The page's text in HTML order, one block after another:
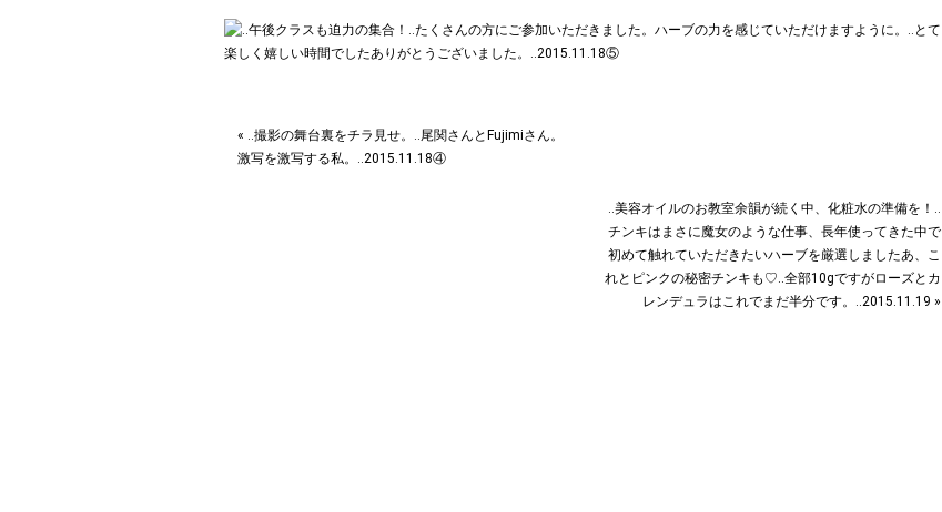
« ‥撮影の舞台裏をチラ見せ。‥尾関さんとFujimiさん。
激写を激写する私。‥2015.11.18④
‥美容オイルのお教室余韻が続く中、化粧水の準備を！‥
チンキはまさに魔女のような仕事、長年使ってきた中で
初めて触れていただきたいハーブを厳選しました︎あ、こ
れとピンクの秘密チンキも♡‥全部10gですがローズとカ
レンデュラはこれでまだ半分です。‥2015.11.19 »